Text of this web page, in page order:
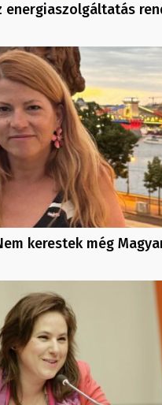
energiaszolgáltatás
kerestek még